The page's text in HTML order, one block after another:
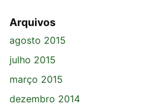
Arquivos
agosto 2015
julho 2015
março 2015
dezembro 2014